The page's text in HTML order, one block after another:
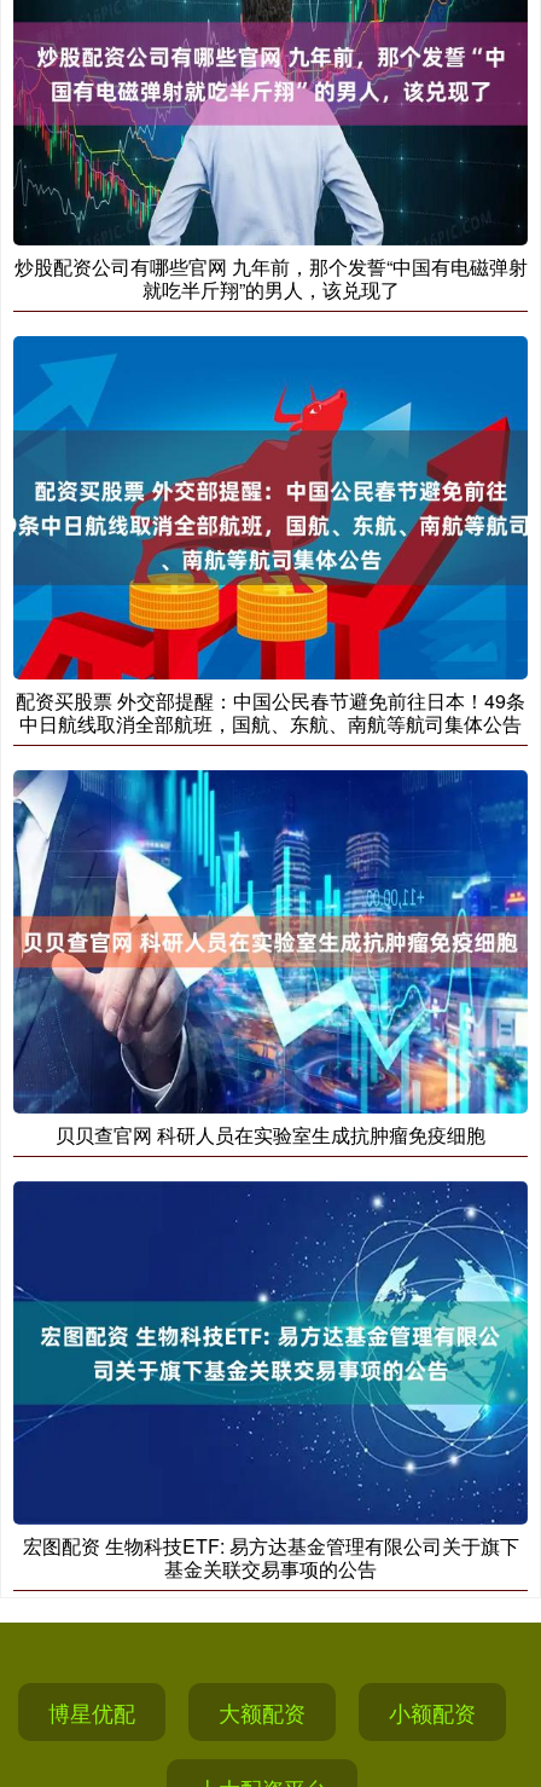
炒股配资公司有哪些官网 九年前，那个发誓“中国有电磁弹射
就吃半斤翔”的男人，该兑现了
配资买股票 外交部提醒：中国公民春节避免前往日本！49条
中日航线取消全部航班，国航、东航、南航等航司集体公告
贝贝查官网 科研人员在实验室生成抗肿瘤免疫细胞
宏图配资 生物科技ETF: 易方达基金管理有限公司关于旗下
基金关联交易事项的公告
博星优配 大额配资 小额配资